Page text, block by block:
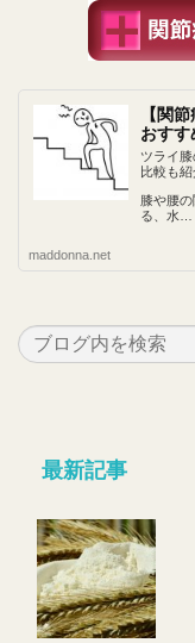
【関
おすす
ツライ
比較も紹
膝や腰
る、水…
maddonna.net
最新記事